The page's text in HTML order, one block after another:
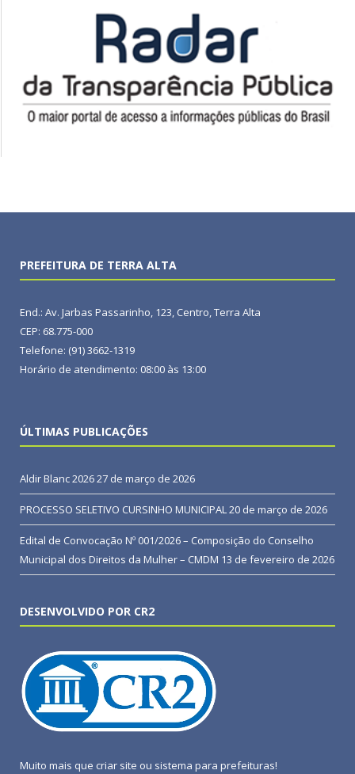
PREFEITURA DE TERRA ALTA
End.: Av. Jarbas Passarinho, 123, Centro, Terra Alta
CEP: 68.775-000
Telefone: (91) 3662-1319
Horário de atendimento: 08:00 às 13:00
ÚLTIMAS PUBLICAÇÕES
Aldir Blanc 202627 de março de 2026
PROCESSO SELETIVO CURSINHO MUNICIPAL20 de março de 2026
Edital de Convocação Nº 001/2026 – Composição do Conselho
Municipal dos Direitos da Mulher – CMDM 13 de fevereiro de 2026
DESENVOLVIDO POR CR2
Muito mais que criar site ou sistema para prefeituras!